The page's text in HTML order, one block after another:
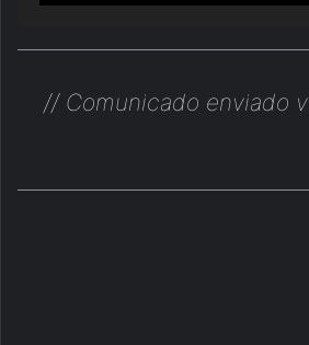
// Comunicado enviado